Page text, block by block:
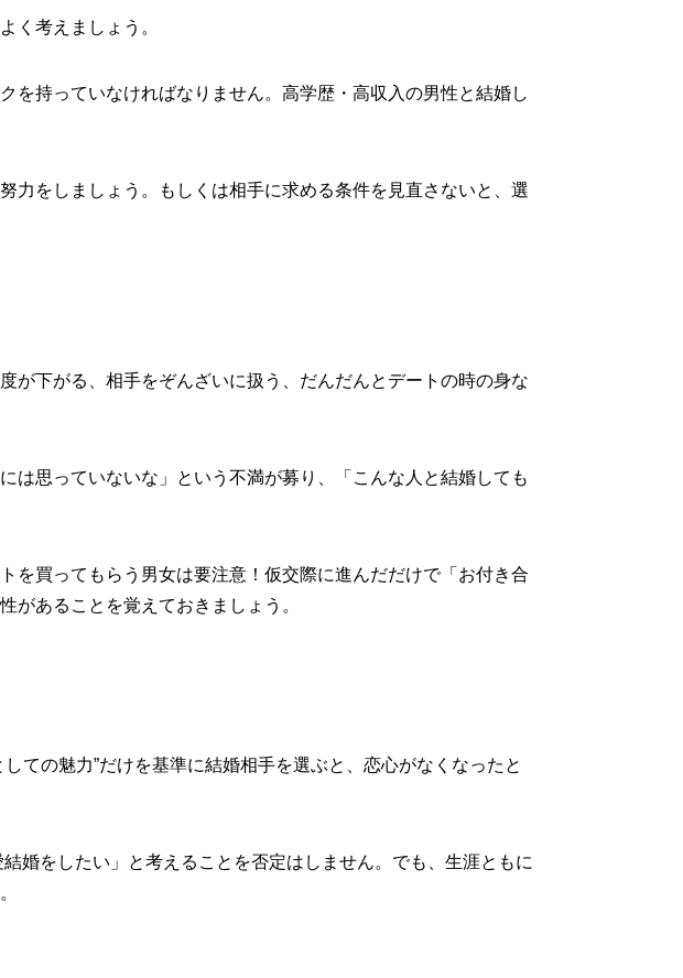
く考えましょう。
を持っていなければなりません。高学歴・高収入の男性と結婚し
力をしましょう。もしくは相手に求める条件を見直さないと、選
が下がる、相手をぞんざいに扱う、だんだんとデートの時の身な
は思っていないな」という不満が募り、「こんな人と結婚しても
を買ってもらう男女は要注意！仮交際に進んだだけで「お付き合
があることを覚えておきましょう。
ての魅力”だけを基準に結婚相手を選ぶと、恋心がなくなったと
婚をしたい」と考えることを否定はしません。でも、生涯ともに